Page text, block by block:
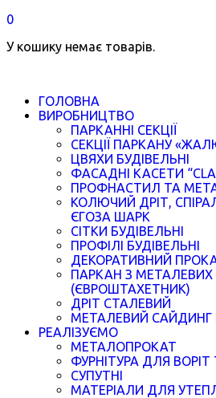
0
У кошику немає товарів.
ГОЛОВНА
ВИРОБНИЦТВО
ПАРКАННІ СЕКЦІЇ
СЕКЦІЇ ПАРКАНУ
ЦВЯХИ БУДІВЕЛЬНІ
ФАСАДНІ КАСЕТИ
ПРОФНАСТИЛ ТА
КОЛЮЧИЙ ДРІТ,
ЄГОЗА ШАРК
СІТКИ БУДІВЕЛЬНІ
ПРОФІЛІ БУДІВЕЛЬНІ
ДЕКОРАТИВНИЙ
ПАРКАН З
(ЄВРОШТАХЕТНИК)
ДРІТ СТАЛЕВИЙ
МЕТАЛЕВИЙ САЙДИНГ
РЕАЛІЗУЄМО
МЕТАЛОПРОКАТ
ФУРНІТУРА ДЛЯ ВОРІТ
СУПУТНІ
МАТЕРІАЛИ ДЛЯ